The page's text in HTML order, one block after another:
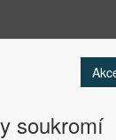
soukromí